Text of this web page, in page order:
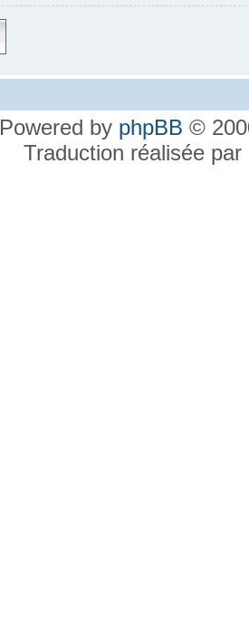
Powered by phpBB ©
Traduction réalisée par